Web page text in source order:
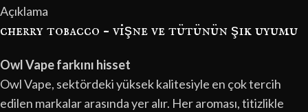
Açıklama
cherry tobacco – vişne ve tütünün şık uyumu
Owl Vape farkını hisset
Owl Vape, sektördeki yüksek kalitesiyle en çok tercih
edilen markalar arasında yer alır. Her aroması, titizlikle